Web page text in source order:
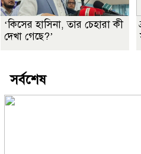
‘কিসের হাসিনা, তার চেহারা কী
দেখা গেছে?’
সর্বশেষ